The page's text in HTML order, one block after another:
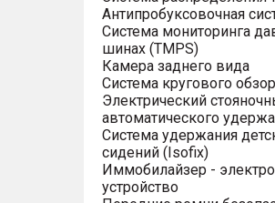
Антипробуксовочная
Система мониторинга
шинах (TMPS)
Камера заднего вида
Система кругового
Электрический
автоматического
Система удержания
сидений (Isofix)
Иммобилайзер -
устройство